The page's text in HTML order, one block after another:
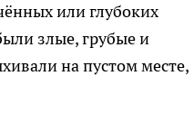
или глубоких
злые, грубые и
на пустом месте,